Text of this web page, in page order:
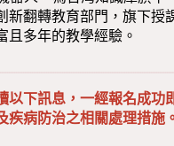
新翻轉教育部門，旗下授
且多年的教學經驗。
以下訊息，一經報名成功
疾病防治之相關處理措施。